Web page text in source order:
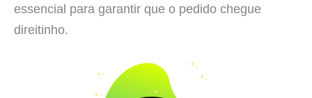
essencial para garantir que o pedido chegue
direitinho.